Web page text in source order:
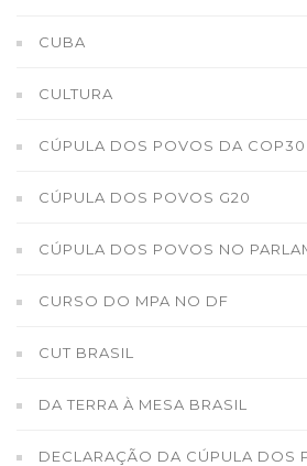
CUBA
CULTURA
CÚPULA DOS POVOS DA COP30
CÚPULA DOS POVOS G20
CÚPULA DOS POVOS NO
CURSO DO MPA NO DF
CUT BRASIL
DA TERRA À MESA BRASIL
DECLARAÇÃO DA CÚPULA DOS